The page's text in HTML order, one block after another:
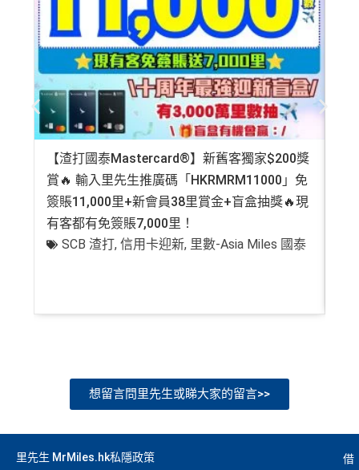
【渣打國泰Mastercard®】新舊客獨家$200獎
賞🔥 輸入里先生推廣碼「HKRMRM11000」免
簽賬11,000里+新會員38里賞金+盲盒抽獎🔥現
有客都有免簽賬7,000里！
SCB 渣打,信用卡迎新, 里數-Asia Miles 國泰
想留言問里先生或睇大家的留言>>
里先生 MrMiles.hk私隱政策
借